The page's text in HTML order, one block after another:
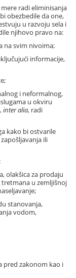
radi eliminisanja
obezbedile da one,
u razvoju sela i
njihovo pravo na:
na svim nivoima;
informacije,
i neformalnog,
u okviru
inter alia, radi
kako bi ostvarile
ili
olakšica za prodaju
u zemljišnoj
stanovanja,
vodom,
pred zakonom kao i